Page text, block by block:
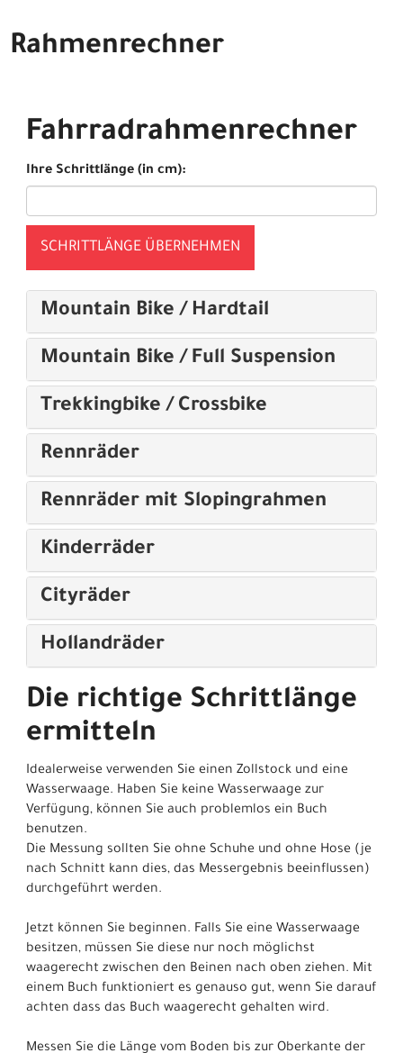
Rahmenrechner
Fahrradrahmenrechner
Ihre Schrittlänge (in cm):
SCHRITTLÄNGE ÜBERNEHMEN
Mountain Bike / Hardtail
Mountain Bike / Full Suspension
Trekkingbike / Crossbike
Rennräder
Rennräder mit Slopingrahmen
Kinderräder
Cityräder
Hollandräder
Die richtige Schrittlänge
ermitteln
Idealerweise verwenden Sie einen Zollstock und eine
Wasserwaage. Haben Sie keine Wasserwaage zur
Verfügung, können Sie auch problemlos ein Buch
benutzen.
Die Messung sollten Sie ohne Schuhe und ohne Hose (je
nach Schnitt kann dies, das Messergebnis beeinflussen)
durchgeführt werden.
Jetzt können Sie beginnen. Falls Sie eine Wasserwaage
besitzen, müssen Sie diese nur noch möglichst
waagerecht zwischen den Beinen nach oben ziehen. Mit
einem Buch funktioniert es genauso gut, wenn Sie darauf
achten dass das Buch waagerecht gehalten wird.
Messen Sie die Länge vom Boden bis zur Oberkante der